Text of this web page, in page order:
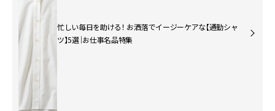
忙しい毎日を助ける！ お洒落でイージーケアな【通勤シャ
ツ】5選｜お仕事名品特集